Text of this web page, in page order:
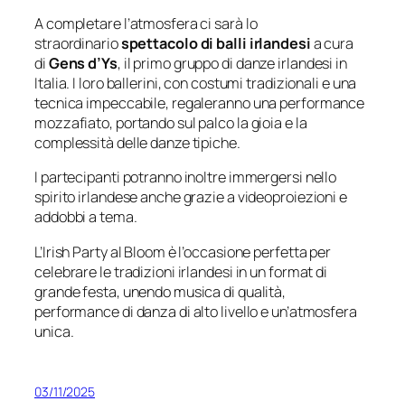
A completare l’atmosfera ci sarà lo
straordinariospettacolo di balli irlandesia cura
diGens d’Ys, il primo gruppo di danze irlandesi in
Italia. I loro ballerini, con costumi tradizionali e una
tecnica impeccabile, regaleranno una performance
mozzafiato, portando sul palco la gioia e la
complessità delle danze tipiche.
I partecipanti potranno inoltre immergersi nello
spirito irlandese anche grazie a videoproiezioni e
addobbi a tema.
L’Irish Party al Bloom è l’occasione perfetta per
celebrare le tradizioni irlandesi in un format di
grande festa, unendo musica di qualità,
performance di danza di alto livello e un’atmosfera
unica.
03/11/2025